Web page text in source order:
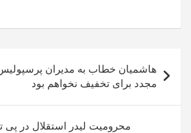
نوشته
هاشمیان خطاب به مدیران
مجدد برای تخفیف نخواهم بود
محرومیت لیدر استقلال در پی